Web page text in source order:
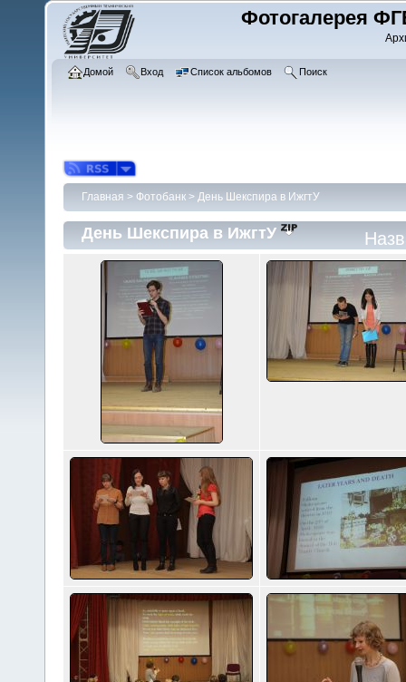
Фотогалерея
Домой Вход Список альбомов Поиск
Главная > Фотобанк > День Шекспира в ИжгтУ
День Шекспира в ИжгтУ